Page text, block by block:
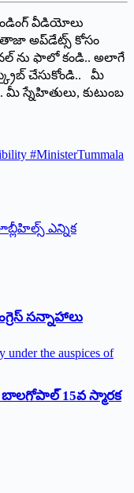
వీడియోలు
తాజా అప్‌డేట్స్ కోసం
ను ఫాలో కండి.. అలాగే
చేసుకోండి.. మీ
స్నేహితులు, కుటుంబ
#MinisterTummala
ఎన్నిక
‌సన్నాహాలు
15వ స్మారక